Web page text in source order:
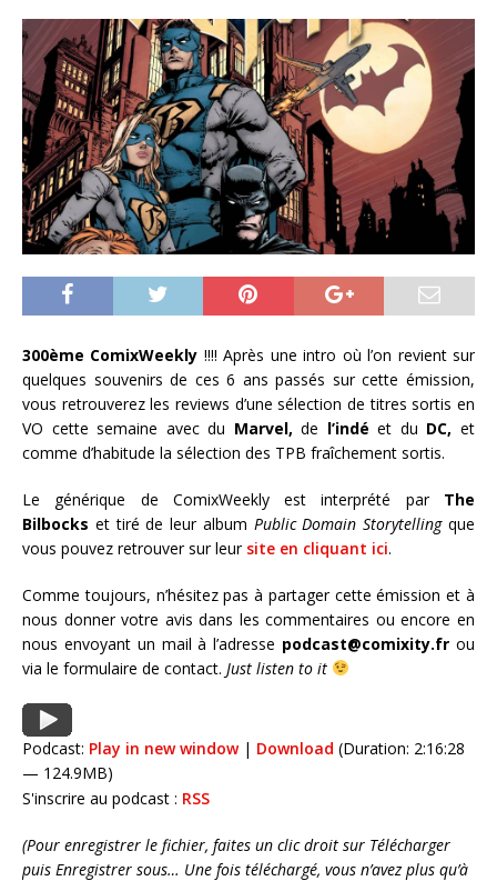
300ème ComixWeekly !!!! Après une intro où l’on revient sur
quelques souvenirs de ces 6 ans passés sur cette émission,
vous retrouverez les reviews d’une sélection de titres sortis en
VO cette semaine avec du Marvel, de l’indé et du DC, et
comme d’habitude la sélection des TPB fraîchement sortis.
Le générique de ComixWeekly est interprété par The
Bilbocks et tiré de leur album Public Domain Storytellingque
vous pouvez retrouver sur leursite en cliquant ici.
Comme toujours, n’hésitez pas à partager cette émission et à
nous donner votre avis dans les commentaires ou encore en
nous envoyant un mail à l’adresse podcast@comixity.fr ou
via le formulaire de contact. Just listen to it
Podcast: Play in new window| Download (Duration: 2:16:28
— 124.9MB)
S'inscrire au podcast : RSS
(Pour enregistrer le fichier, faites un clic droit sur Télécharger
puis Enregistrer sous… Une fois téléchargé, vous n’avez plus qu’à